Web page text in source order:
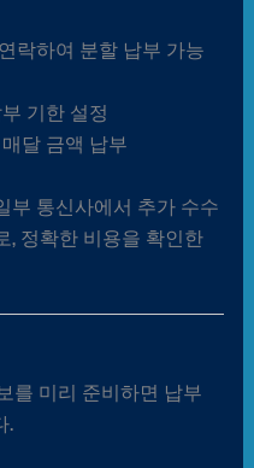
락하여 분할 납부 가능
기한 설정
달 금액 납부
부 통신사에서 추가 수수
, 정확한 비용을 확인한
를 미리 준비하면 납부
.